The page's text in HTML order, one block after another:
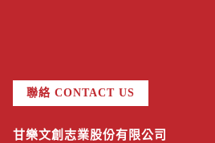
聯絡 CONTACT US
甘樂文創志業股份有限公司